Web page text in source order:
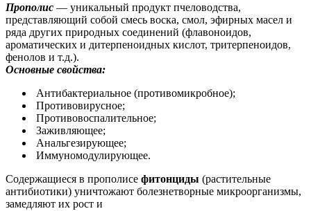
Прополис — уникальный продукт пчеловодства,
представляющий собой смесь воска, смол, эфирных масел и
ряда других природных соединений (флавоноидов,
ароматических и дитерпеноидных кислот, тритерпеноидов,
фенолов и т.д.).
Основные свойства:
Антибактериальное (противомикробное);
Противовирусное;
Противовоспалительное;
Заживляющее;
Анальгезирующее;
Иммуномодулирующее.
Содержащиеся в прополисе фитонциды (растительные
антибиотики) уничтожают болезнетворные микроорганизмы,
замедляют их рост и